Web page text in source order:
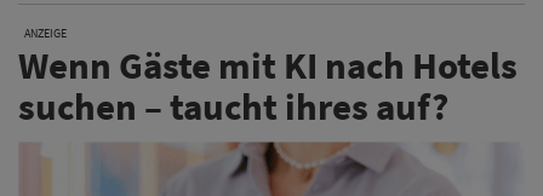
ANZEIGE
Wenn Gäste mit KI nach Hotels
suchen – taucht ihres auf?